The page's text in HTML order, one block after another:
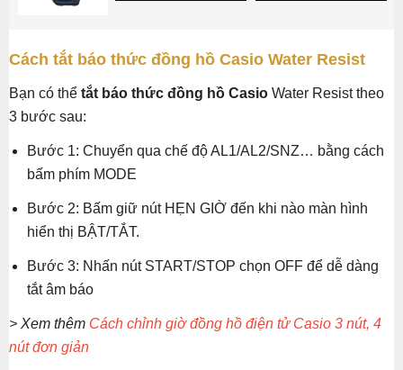
Cách tắt báo thức đồng hồ Casio Water Resist
Bạn có thể tắt báo thức đồng hồ Casio Water Resist theo
3 bước sau:
Bước 1: Chuyển qua chế độ AL1/AL2/SNZ… bằng cách
bấm phím MODE
Bước 2: Bấm giữ nút HẸN GIỜ đến khi nào màn hình
hiển thị BẬT/TẮT.
Bước 3: Nhấn nút START/STOP chọn OFF để dễ dàng
tắt âm báo
> Xem thêm Cách chỉnh giờ đồng hồ điện tử Casio 3 nút, 4
nút đơn giản